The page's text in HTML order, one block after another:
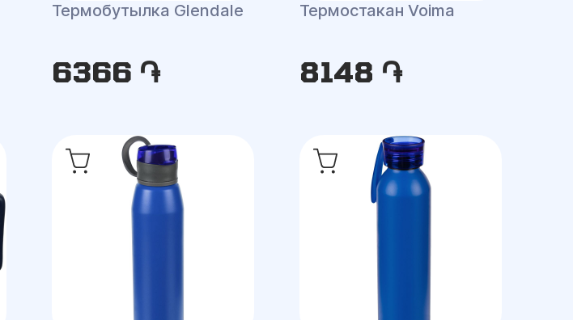
Термобутылка Glendale
6366 ֏
Термостакан Voima
8148 ֏